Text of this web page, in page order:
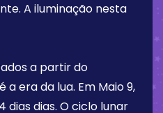
A iluminação nesta
a partir do
a era da lua. Em Maio 9,
dias dias. O ciclo lunar